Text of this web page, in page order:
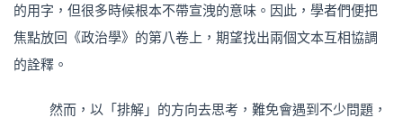
的用字，但很多時候根本不帶宣洩的意味。因此，學者們便把
焦點放回《政治學》的第八卷上，期望找出兩個文本互相協調
的詮釋。
然而，以「排解」的方向去思考，難免會遇到不少問題，